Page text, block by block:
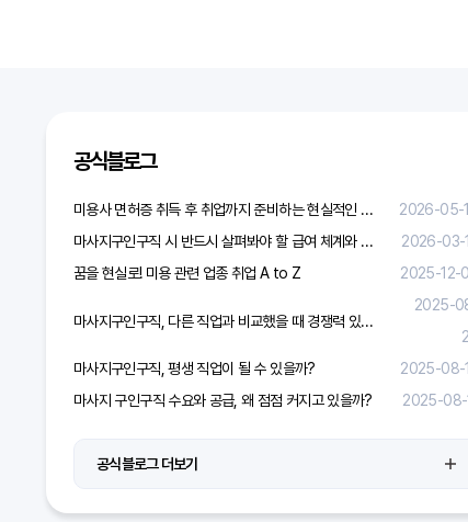
공식블로그
미용사 면허증 취득 후 취업까지 준비하는 현실적인 방법
2026-05-
마사지구인구직 시 반드시 살펴봐야 할 급여 체계와 합리적 보상 가이드
2026-03-
꿈을 현실로! 미용 관련 업종 취업 A to Z
2025-12-
마사지구인구직, 다른 직업과 비교했을 때 경쟁력 있을까?
2025-
마사지구인구직, 평생 직업이 될 수 있을까?
2025-08-
마사지 구인구직 수요와 공급, 왜 점점 커지고 있을까?
2025-08-
공식블로그 더보기